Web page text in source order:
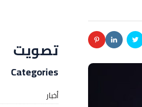
تصويت
Categories
أخبار